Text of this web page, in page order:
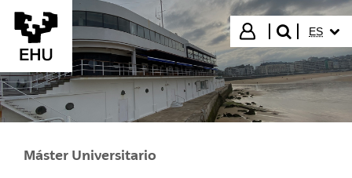
Saltar al contenido principal
Iniciar sesión
buscar"
ES
Máster Universitario